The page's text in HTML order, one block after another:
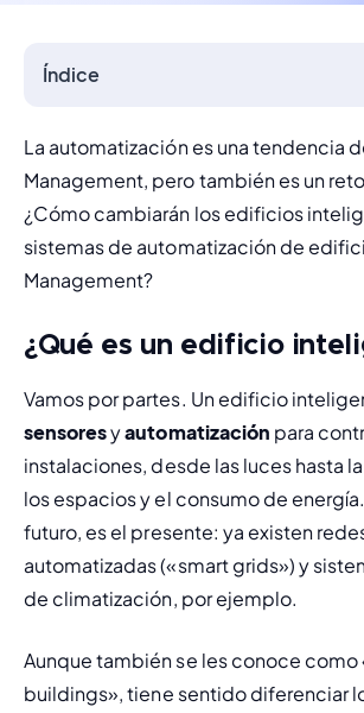
Índice
La automatización es una tendencia
Management, pero también es un
¿Cómo cambiarán los edificios
sistemas de automatización de
Management?
¿Qué es un edificio
sensores y automatización para
instalaciones, desde las luces hasta
los espacios y el consumo de
futuro, es el presente: ya existen
automatizadas («smart grids») y
de climatización, por ejemplo.
Aunque también se les conoce como
buildings», tiene sentido diferenciar